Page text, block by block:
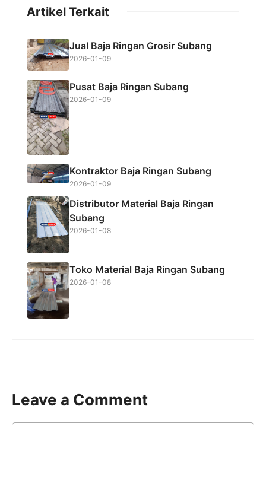
e
b
o
o
k
t
e
t
A
p
Artikel Terkait
Jual Baja Ringan Grosir Subang
2026-01-09
Pusat Baja Ringan Subang
2026-01-09
Kontraktor Baja Ringan Subang
2026-01-09
Distributor Material Baja Ringan
Subang
2026-01-08
Toko Material Baja Ringan Subang
2026-01-08
Leave a Comment
Comment